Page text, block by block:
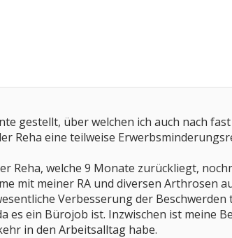
gestellt, über welchen ich auch nach
Reha eine teilweise
Reha, welche 9 Monate zurückliegt,
mit meiner RA und diversen Arthrosen
Verbesserung der
ein Bürojob ist. Inzwischen ist meine
in den Arbeitsalltag habe.